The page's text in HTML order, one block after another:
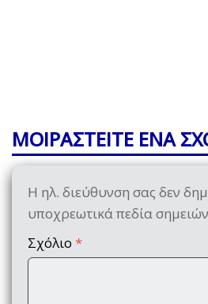
ΜΟΙΡΑΣΤΕΙΤΕ ΕΝΑ
Η ηλ. διεύθυνση σας δεν
υποχρεωτικά πεδία
Σχόλιο *